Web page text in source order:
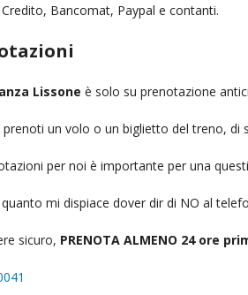
Bancomat, Paypal e contanti.
Lissone è solo su prenotazione
prenoti un volo o un biglietto del treno,
per noi è importante per una
mi dispiace dover dir di NO al
sicuro, PRENOTA ALMENO 24 ore